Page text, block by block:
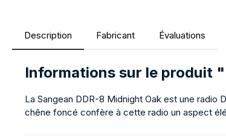
Description Fabricant Évaluations
Informations sur le produit
La Sangean DDR-8 Midnight Oak est une
chêne foncé confère à cette radio un aspect